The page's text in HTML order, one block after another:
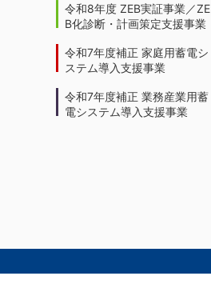
令和8年度 ZEB実証事業／ZE
B化診断・計画策定支援事業
令和7年度補正 家庭用蓄電シ
ステム導入支援事業
令和7年度補正 業務産業用蓄
電システム導入支援事業